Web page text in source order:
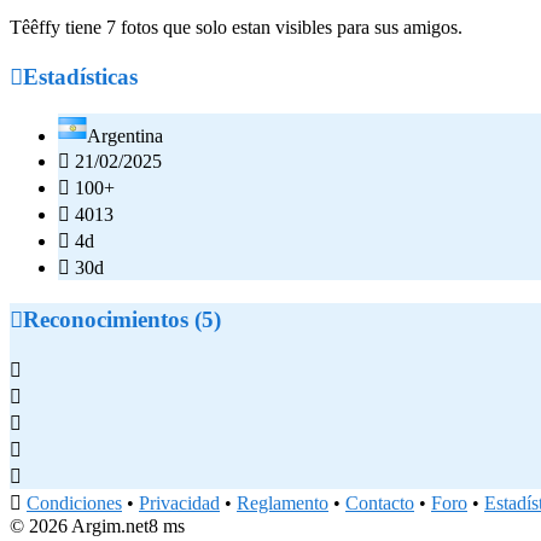
Têêffy tiene 7 fotos que solo estan visibles para sus amigos.
Estadísticas
Argentina
 21/02/2025
 100+
 4013
 4d
 30d
Reconocimientos (5)





 Condiciones • Privacidad • Reglamento • Contacto • Foro •
© 2026 Argim.net8 ms